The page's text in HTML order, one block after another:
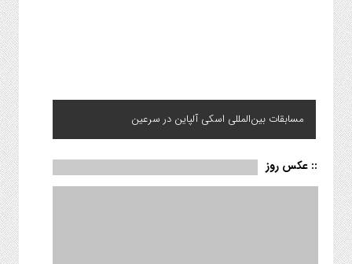
مسابقات بین‌المللی اسکی آلپاین در سرعین
:: عکس روز